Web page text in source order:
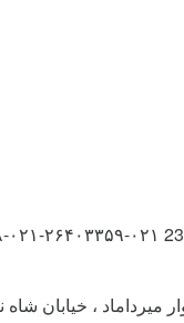
۰۲۱-۲۶۴۰۳۳۵۹-۰۲۱-۲۸۴۲۱۹۸۸
میرداماد ، خیابان